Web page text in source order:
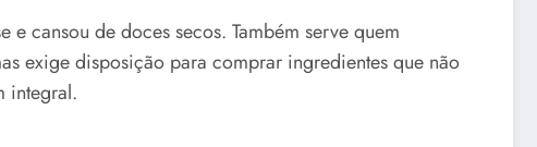
cansou de doces secos. Também serve quem
exige disposição para comprar ingredientes que não
integral.